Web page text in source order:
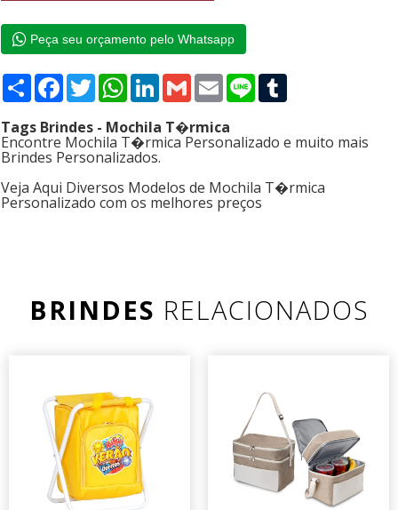
Peça seu orçamento pelo Whatsapp
Compartilhar
Facebook
TwitterWhatsApp
LinkedIn
GmailEmailLine
Tags Brindes - Mochila T�rmica
Encontre Mochila T�rmica Personalizado e muito mais
Brindes Personalizados.
Veja Aqui Diversos Modelos de Mochila T�rmica
Personalizado com os melhores preços
BRINDES RELACIONADOS